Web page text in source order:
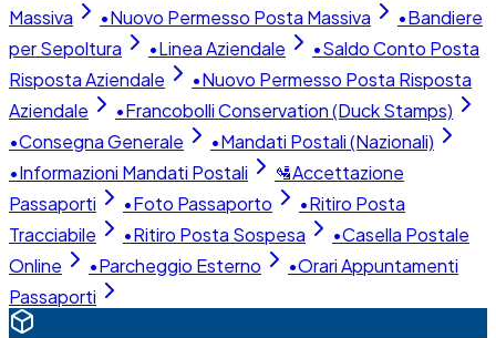
Massiva
•Nuovo Permesso Posta Massiva •Bandiere
per Sepoltura
•Linea Aziendale •Saldo Conto Posta
Risposta Aziendale
•Nuovo Permesso Posta Risposta
Aziendale
•Francobolli Conservation (Duck Stamps)
•Consegna Generale •Mandati Postali (Nazionali)
•Informazioni Mandati Postali 🛂Accettazione
Passaporti
•Foto Passaporto •Ritiro Posta
Tracciabile
•Ritiro Posta Sospesa •Casella Postale
Online
•Parcheggio Esterno •Orari Appuntamenti
Passaporti